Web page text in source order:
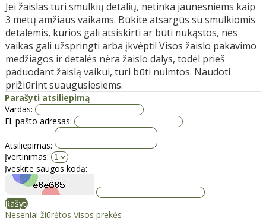
Jei žaislas turi smulkių detalių, netinka jaunesniems kaip
3 metų amžiaus vaikams. Būkite atsargūs su smulkiomis
detalėmis, kurios gali atsiskirti ar būti nukąstos, nes
vaikas gali užspringti arba įkvėpti! Visos žaislо pakavimo
medžiagos ir detalės nėra žaislo dalys, todėl prieš
paduodant žaislą vaikui, turi būti nuimtos. Naudoti
prižiūrint suaugusiesiems.
Parašyti atsiliepimą
Vardas:
El. pašto adresas:
Atsiliepimas:
Įvertinimas:
Įveskite saugos kodą:
Rašyti
Neseniai žiūrėtos Visos prekės